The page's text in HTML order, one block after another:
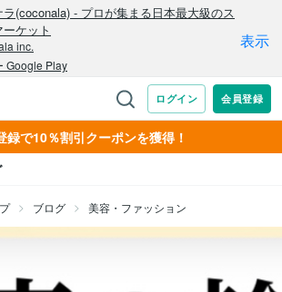
録で10％割引クーポンを獲得！
ブログ 美容・ファッション